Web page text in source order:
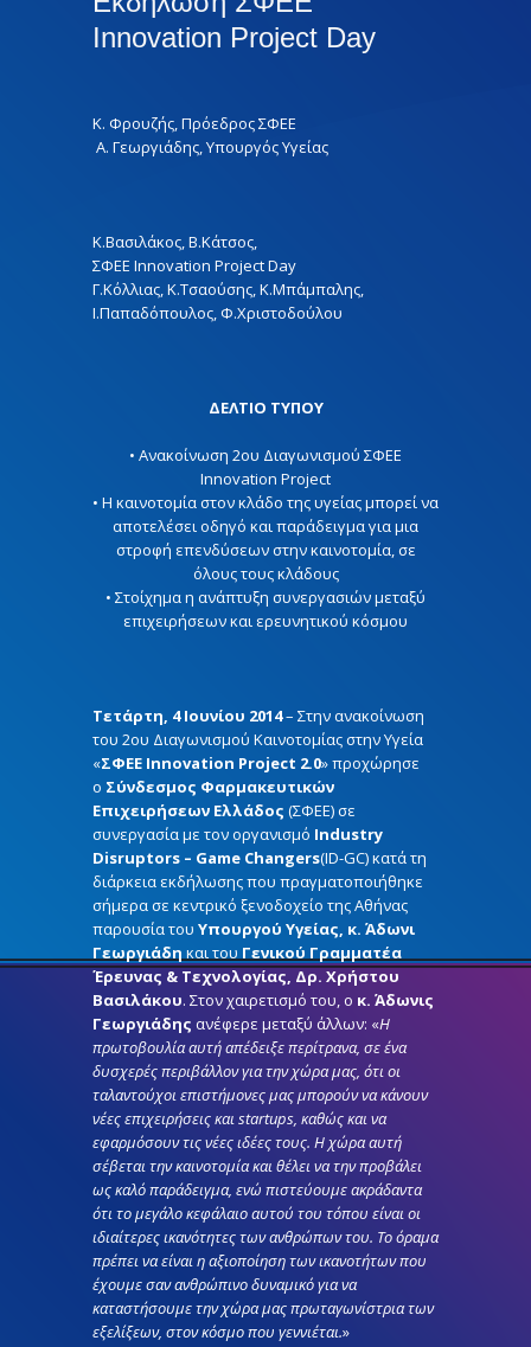
Innovation Project Day
Κ. Φρουζής, Πρόεδρος ΣΦΕΕ
Α. Γεωργιάδης, Υπουργός Υγείας
Κ.Βασιλάκος, Β.Κάτσος,
ΣΦΕΕ Innovation Project Day
Γ.Κόλλιας, Κ.Τσαούσης, Κ.Μπάμπαλης,
Ι.Παπαδόπουλος, Φ.Χριστοδούλου
ΔΕΛΤΙΟ ΤΥΠΟΥ
• Ανακοίνωση 2ου Διαγωνισμού ΣΦΕΕ
Innovation Project
• Η καινοτομία στον κλάδο της υγείας μπορεί να
αποτελέσει οδηγό και παράδειγμα για μια
στροφή επενδύσεων στην καινοτομία, σε
όλους τους κλάδους
• Στοίχημα η ανάπτυξη συνεργασιών μεταξύ
επιχειρήσεων και ερευνητικού κόσμου
Τετάρτη, 4 Ιουνίου 2014– Στην ανακοίνωση
του 2ου Διαγωνισμού Καινοτομίας στην Υγεία
«ΣΦΕΕ Innovation Project 2.0»προχώρησε
ο Σύνδεσμος Φαρμακευτικών
Επιχειρήσεων Ελλάδος (ΣΦΕΕ) σε
συνεργασία με τον οργανισμό Industry
Disruptors – Game Changers(ID-GC) κατά τη
διάρκεια εκδήλωσης που πραγματοποιήθηκε
σήμερα σε κεντρικό ξενοδοχείο της Αθήνας
παρουσία του Υπουργού Υγείας, κ. Άδωνι
Γεωργιάδη και του Γενικού Γραμματέα
Έρευνας & Τεχνολογίας, Δρ. Χρήστου
Βασιλάκου. Στον χαιρετισμό του, ο κ. Άδωνις
Γεωργιάδης ανέφερε μεταξύ άλλων: «Η
πρωτοβουλία αυτή απέδειξε περίτρανα, σε ένα
δυσχερές περιβάλλον για την χώρα μας, ότι οι
ταλαντούχοι επιστήμονες μας μπορούν να κάνουν
νέες επιχειρήσεις και startups, καθώς και να
εφαρμόσουν τις νέες ιδέες τους. Η χώρα αυτή
σέβεται την καινοτομία και θέλει να την προβάλει
ως καλό παράδειγμα, ενώ πιστεύουμε ακράδαντα
ότι το μεγάλο κεφάλαιο αυτού του τόπου είναι οι
ιδιαίτερες ικανότητες των ανθρώπων του. Το όραμα
πρέπει να είναι η αξιοποίηση των ικανοτήτων που
έχουμε σαν ανθρώπινο δυναμικό για να
καταστήσουμε την χώρα μας πρωταγωνίστρια των
εξελίξεων, στον κόσμο που γεννιέται.»